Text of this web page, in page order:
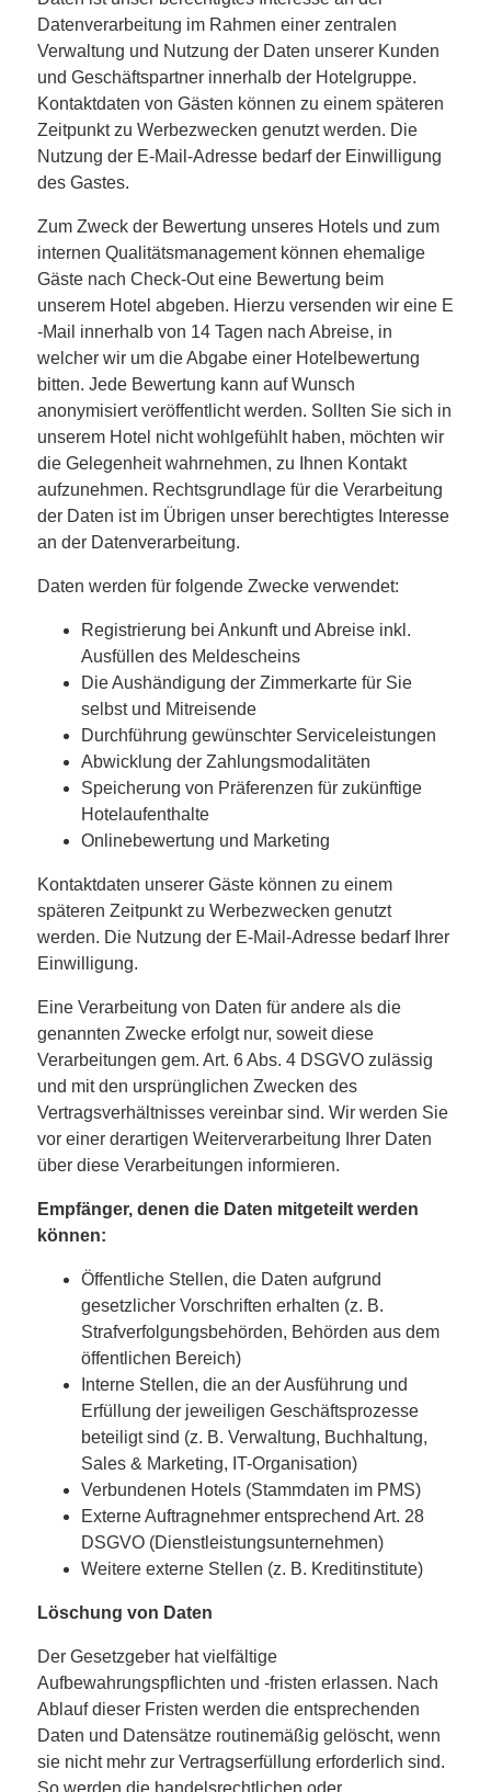
Datenverarbeitung im Rahmen einer zentralen
Verwaltung und Nutzung der Daten unserer Kunden
und Geschäftspartner innerhalb der Hotelgruppe.
Kontaktdaten von Gästen können zu einem späteren
Zeitpunkt zu Werbezwecken genutzt werden. Die
Nutzung der E-Mail-Adresse bedarf der Einwilligung
des Gastes.
Zum Zweck der Bewertung unseres Hotels und zum
internen Qualitätsmanagement können ehemalige
Gäste nach Check-Out eine Bewertung beim
unserem Hotel abgeben. Hierzu versenden wir eine E
-Mail innerhalb von 14 Tagen nach Abreise, in
welcher wir um die Abgabe einer Hotelbewertung
bitten. Jede Bewertung kann auf Wunsch
anonymisiert veröffentlicht werden. Sollten Sie sich in
unserem Hotel nicht wohlgefühlt haben, möchten wir
die Gelegenheit wahrnehmen, zu Ihnen Kontakt
aufzunehmen. Rechtsgrundlage für die Verarbeitung
der Daten ist im Übrigen unser berechtigtes Interesse
an der Datenverarbeitung.
Daten werden für folgende Zwecke verwendet:
Registrierung bei Ankunft und Abreise inkl.
Ausfüllen des Meldescheins
Die Aushändigung der Zimmerkarte für Sie
selbst und Mitreisende
Durchführung gewünschter Serviceleistungen
Abwicklung der Zahlungsmodalitäten
Speicherung von Präferenzen für zukünftige
Hotelaufenthalte
Onlinebewertung und Marketing
Kontaktdaten unserer Gäste können zu einem
späteren Zeitpunkt zu Werbezwecken genutzt
werden. Die Nutzung der E-Mail-Adresse bedarf Ihrer
Einwilligung.
Eine Verarbeitung von Daten für andere als die
genannten Zwecke erfolgt nur, soweit diese
Verarbeitungen gem. Art. 6 Abs. 4 DSGVO zulässig
und mit den ursprünglichen Zwecken des
Vertragsverhältnisses vereinbar sind. Wir werden Sie
vor einer derartigen Weiterverarbeitung Ihrer Daten
über diese Verarbeitungen informieren.
Empfänger, denen die Daten mitgeteilt werden
können:
Öffentliche Stellen, die Daten aufgrund
gesetzlicher Vorschriften erhalten (z. B.
Strafverfolgungsbehörden, Behörden aus dem
öffentlichen Bereich)
Interne Stellen, die an der Ausführung und
Erfüllung der jeweiligen Geschäftsprozesse
beteiligt sind (z. B. Verwaltung, Buchhaltung,
Sales & Marketing, IT-Organisation)
Verbundenen Hotels (Stammdaten im PMS)
Externe Auftragnehmer entsprechend Art. 28
DSGVO (Dienstleistungsunternehmen)
Weitere externe Stellen (z. B. Kreditinstitute)
Löschung von Daten
Der Gesetzgeber hat vielfältige
Aufbewahrungspflichten und -fristen erlassen. Nach
Ablauf dieser Fristen werden die entsprechenden
Daten und Datensätze routinemäßig gelöscht, wenn
sie nicht mehr zur Vertragserfüllung erforderlich sind.
So werden die handelsrechtlichen oder